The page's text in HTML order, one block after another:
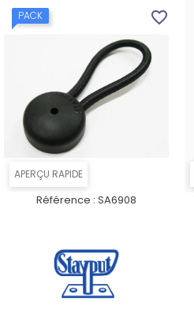
APERÇU RAPIDE
PACK
Référence : SA6908
favorite_border